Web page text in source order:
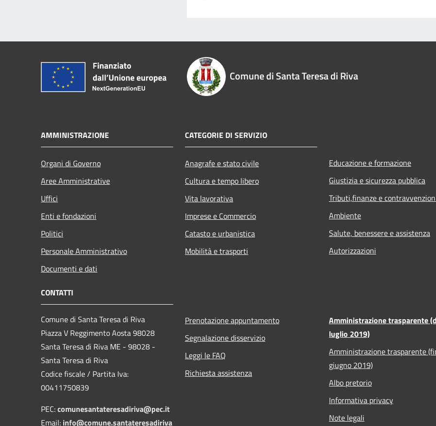
Comune di Santa Teresa di Riva
AMMINISTRAZIONE
Organi di Governo
Aree Amministrative
Uffici
Enti e fondazioni
Politici
Personale Amministrativo
Documenti e dati
CATEGORIE DI SERVIZIO
Anagrafe e stato civile
Cultura e tempo libero
Vita lavorativa
Imprese e Commercio
Catasto e urbanistica
Mobilità e trasporti
Educazione e formazione
Giustizia e sicurezza pubblica
Tributi,finanze e
Ambiente
Salute, benessere e assistenza
Autorizzazioni
CONTATTI
Comune di Santa Teresa di Riva
Piazza V Reggimento Aosta 98028
Santa Teresa di Riva ME - 98028 -
Santa Teresa di Riva
Codice fiscale / Partita Iva:
00411750839
PEC:comunesantateresadiriva@pec.it
Email: info@comune.santateresadiriva
Prenotazione appuntamento
Segnalazione disservizio
Leggi le FAQ
Richiesta assistenza
Amministrazione trasparente
luglio 2019)
Amministrazione trasparente
giugno 2019)
Albo pretorio
Informativa privacy
Note legali